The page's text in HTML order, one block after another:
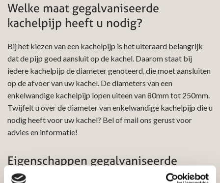
Welke maat gegalvaniseerde
kachelpijp heeft u nodig?
Bij het kiezen van een kachelpijp is het uiteraard belangrijk
dat de pijp goed aansluit op de kachel. Daarom staat bij
iedere kachelpijp de diameter genoteerd, die moet aansluiten
op de afvoer van uw kachel. De diameters van een
enkelwandige kachelpijp lopen uiteen van 80mm tot 250mm.
Twijfelt u over de diameter van enkelwandige kachelpijp die u
nodig heeft voor uw kachel? Bel of mail ons gerust voor
advies en informatie!
Eigenschappen gegalvaniseerde
kachelpijp 98mm